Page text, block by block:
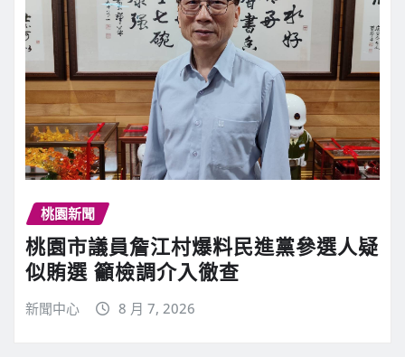
桃園新聞
桃園市議員詹江村爆料民進黨參選人疑
似賄選 籲檢調介入徹查
新聞中心 8 月 7, 2026